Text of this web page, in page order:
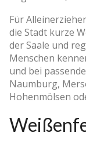
Für
die Stadt kurze
der Saale und
Menschen
und bei
Naumburg,
Hohenmölsen